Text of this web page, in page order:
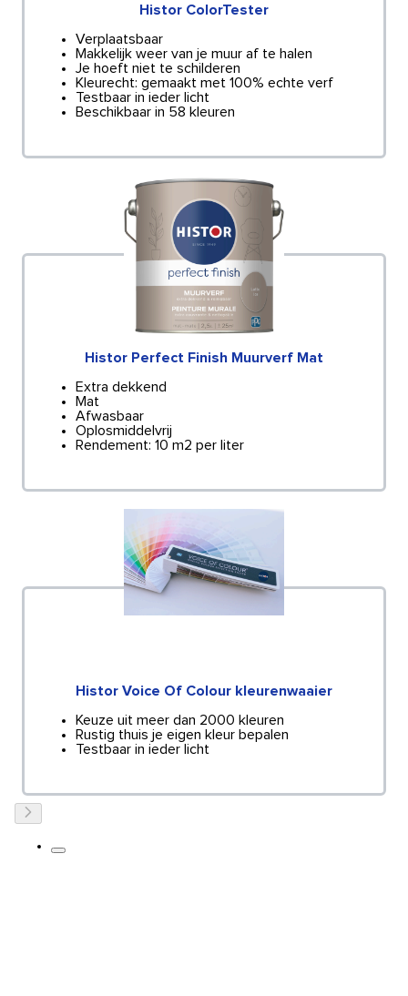
Histor ColorTester
Verplaatsbaar
Makkelijk weer van je muur af te halen
Je hoeft niet te schilderen
Kleurecht: gemaakt met 100% echte verf
Testbaar in ieder licht
Beschikbaar in 58 kleuren
Histor Perfect Finish Muurverf Mat
Extra dekkend
Mat
Afwasbaar
Oplosmiddelvrij
Rendement: 10 m2 per liter
Histor Voice Of Colour kleurenwaaier
Keuze uit meer dan 2000 kleuren
Rustig thuis je eigen kleur bepalen
Testbaar in ieder licht